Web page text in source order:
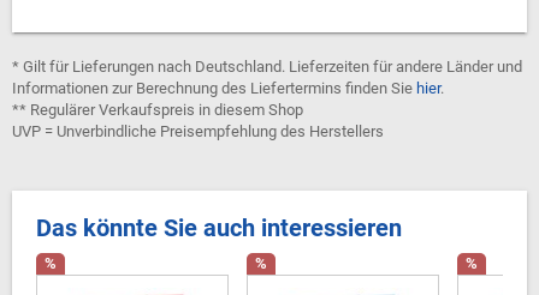
* Gilt für Lieferungen nach Deutschland. Lieferzeiten für andere Länder und
Informationen zur Berechnung des Liefertermins finden Sie hier.
** Regulärer Verkaufspreis in diesem Shop
UVP = Unverbindliche Preisempfehlung des Herstellers
Das könnte Sie auch interessieren
% % %